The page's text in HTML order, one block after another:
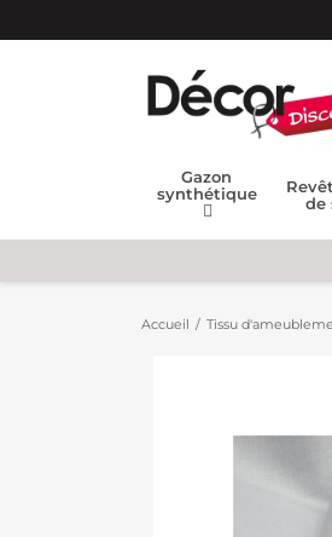
Gazon
synthétique
de
Accueil Tissu